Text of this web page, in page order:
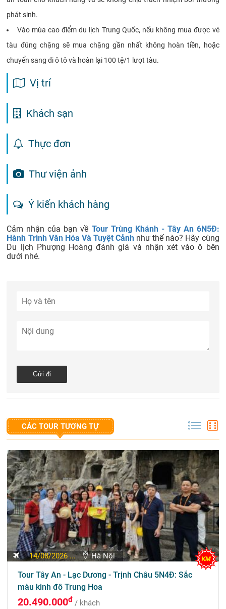
phát sinh.
Vào mùa cao điểm du lịch Trung Quốc, nếu không mua được vé
tàu đúng chặng sẽ mua chặng gần nhất không hoàn tiền, hoặc
chuyển sang đi ô tô và hoàn lại 100 tệ/1 lượt tàu.
Vị trí
Khách sạn
Thực đơn
Thư viện ảnh
Ý kiến khách hàng
Cảm nhận của bạn về Tour Trùng Khánh - Tây An 6N5Đ:
Hành Trình Văn Hóa Và Tuyệt Cảnh như thế nào? Hãy cùng
Du lịch Phượng Hoàng đánh giá và nhận xét vào ô bên
dưới nhé.
CÁC TOUR TƯƠNG TỰ
14/08/2026 ... Hà Nội
Tour Tây An - Lạc Dương - Trịnh Châu 5N4Đ: Sắc
màu kinh đô Trung Hoa
20.490.000đ / khách